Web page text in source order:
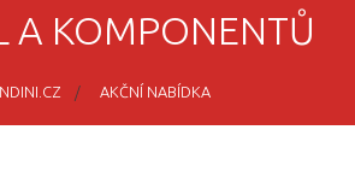
A KOMPONENTŮ
AKČNÍ NABÍDKA